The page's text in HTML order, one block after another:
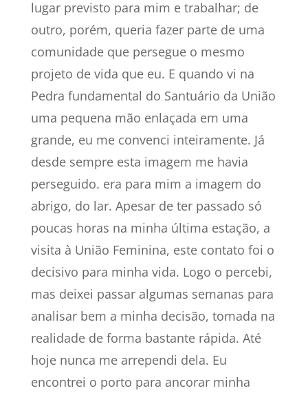
lugar previsto para mim e trabalhar; de
outro, porém, queria fazer parte de uma
comunidade que persegue o mesmo
projeto de vida que eu. E quando vi na
Pedra fundamental do Santuário da União
uma pequena mão enlaçada em uma
grande, eu me convenci inteiramente. Já
desde sempre esta imagem me havia
perseguido. era para mim a imagem do
abrigo, do lar. Apesar de ter passado só
poucas horas na minha última estação, a
visita à União Feminina, este contato foi o
decisivo para minha vida. Logo o percebi,
mas deixei passar algumas semanas para
analisar bem a minha decisão, tomada na
realidade de forma bastante rápida. Até
hoje nunca me arrependi dela. Eu
encontrei o porto para ancorar minha